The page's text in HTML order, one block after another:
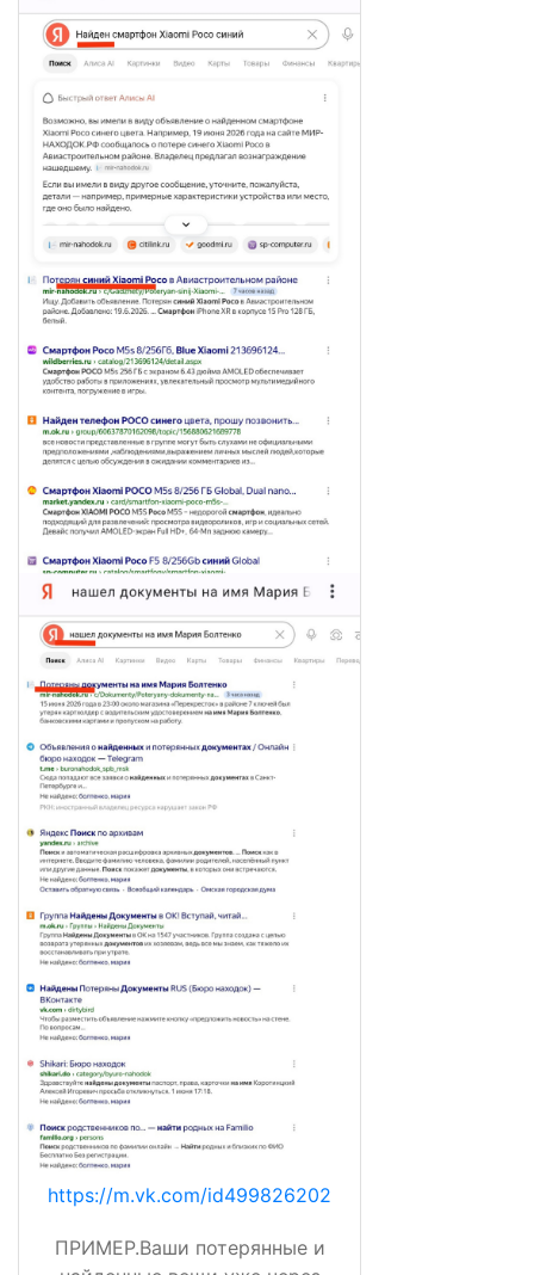
https://m.vk.com/id499826202
ПРИМЕР.Ваши потерянные и